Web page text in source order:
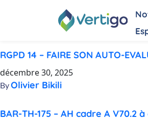
RGPD 14 – FAIRE SON AUTO-
décembre 30, 2025
ByOlivier Bikili
BAR-TH-175 – AH cadre A V70.2